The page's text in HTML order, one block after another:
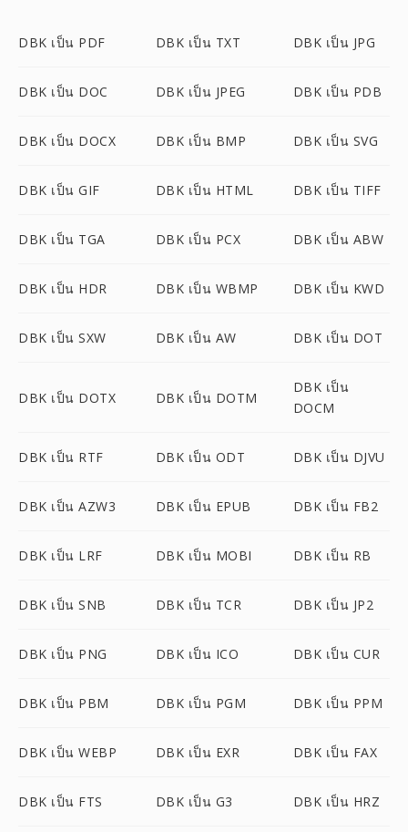
DBK เป็น PDF DBK เป็น TXT DBK เป็น JPG
DBK เป็น DOC DBK เป็น JPEG DBK เป็น PDB
DBK เป็น DOCX DBK เป็น BMP DBK เป็น SVG
DBK เป็น GIF DBK เป็น HTML DBK เป็น TIFF
DBK เป็น TGA DBK เป็น PCX DBK เป็น ABW
DBK เป็น HDR DBK เป็น WBMP DBK เป็น KWD
DBK เป็น SXW DBK เป็น AW DBK เป็น DOT
DBK เป็น DOTX DBK เป็น DOTM
DBK เป็น
DOCM
DBK เป็น RTF DBK เป็น ODT DBK เป็น DJVU
DBK เป็น AZW3 DBK เป็น EPUB DBK เป็น FB2
DBK เป็น LRF DBK เป็น MOBI DBK เป็น RB
DBK เป็น SNB DBK เป็น TCR DBK เป็น JP2
DBK เป็น PNG DBK เป็น ICO DBK เป็น CUR
DBK เป็น PBM DBK เป็น PGM DBK เป็น PPM
DBK เป็น WEBP DBK เป็น EXR DBK เป็น FAX
DBK เป็น FTS DBK เป็น G3 DBK เป็น HRZ